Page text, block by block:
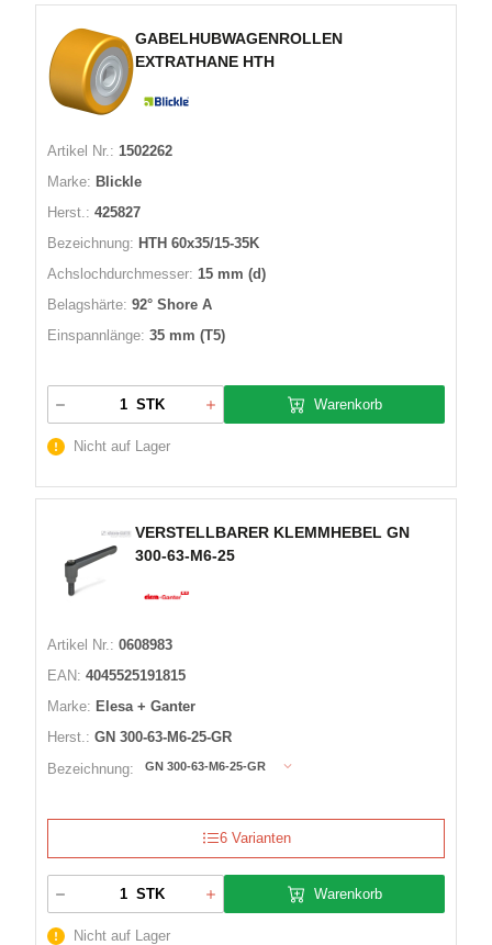
GABELHUBWAGENROLLEN
EXTRATHANE HTH
Artikel Nr.: 1502262
Marke: Blickle
Herst.: 425827
Bezeichnung: HTH 60x35/15-35K
Achslochdurchmesser: 15 mm (d)
Belagshärte: 92° Shore A
Einspannlänge: 35 mm (T5)
STK Warenkorb
Nicht auf Lager
VERSTELLBARER KLEMMHEBEL GN
300-63-M6-25
Artikel Nr.: 0608983
EAN: 4045525191815
Marke: Elesa + Ganter
Herst.: GN 300-63-M6-25-GR
Bezeichnung:
GN 300-63-M6-25-GR
6 Varianten
STK Warenkorb
Nicht auf Lager